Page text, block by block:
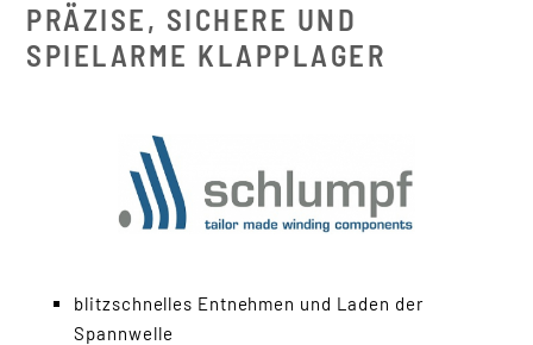
Automatisierung
Bahnreinigung
Corona- und Plasma-
Anlagen
PRÄZISE, SICHERE UND
SPIELARME KLAPPLAGER
blitzschnelles Entnehmen und Laden der
Spannwelle